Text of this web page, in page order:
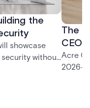
the
showcase
security without
Bridge
systems
The
CEO
Acre